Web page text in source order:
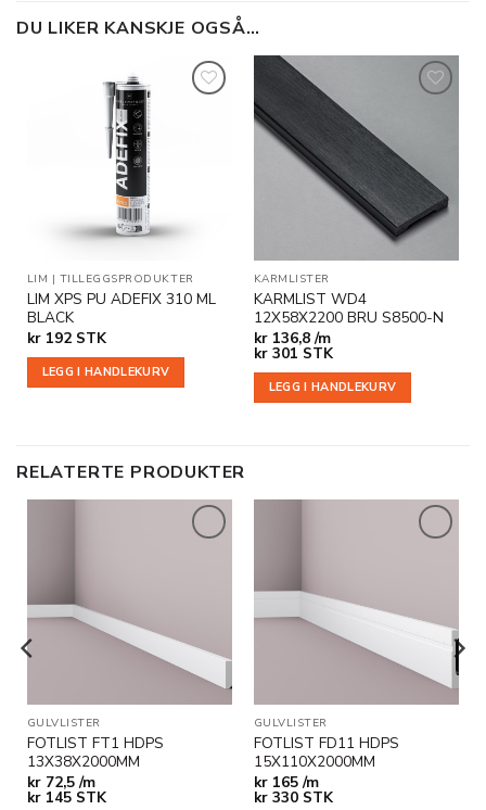
DU LIKER KANSKJE OGSÅ…
LIM | TILLEGGSPRODUKTER
LIM XPS PU ADEFIX 310 ML
BLACK
kr192 STK
LEGG I HANDLEKURV
ønskeliste
KARMLISTER
KARMLIST WD4
12X58X2200 BRU S8500-N
kr136,8 /m
kr301 STK
LEGG I HANDLEKURV
RELATERTE PRODUKTER
GULVLISTER
FOTLIST FT1 HDPS
13X38X2000MM
kr72,5 /m
kr145 STK
GULVLISTER
FOTLIST FD11 HDPS
15X110X2000MM
kr165 /m
kr330 STK